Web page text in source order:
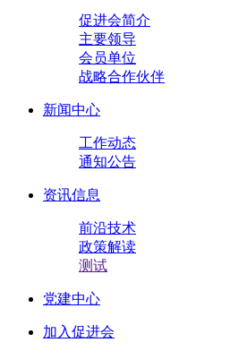
促进会简介
主要领导
会员单位
战略合作伙伴
新闻中心
工作动态
通知公告
资讯信息
前沿技术
政策解读
测试
党建中心
加入促进会